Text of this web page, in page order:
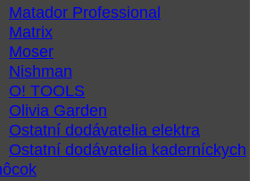
Matador Professional
Matrix
Moser
Nishman
O! TOOLS
Olivia Garden
Ostatní dodávatelia elektra
Ostatní dodávatelia kaderníckych